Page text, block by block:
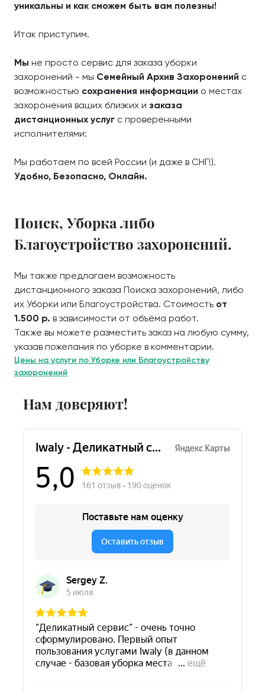
уникальны и как сможем быть вам полезны!
Итак приступим.
Мы не просто сервис для заказа уборки
захоронений - мы Семейный Архив Захоронений с
возможностью сохранения информации о местах
захоронения ваших близких и заказа
дистанционных услуг с проверенными
исполнителями:
Мы работаем по всей России (и даже в СНГ!).
Удобно, Безопасно, Онлайн.
Поиск, Уборка либо
Благоустройство захоронений.
Мы также предлагаем возможность
дистанционного заказа Поиска захоронений, либо
их Уборки или Благоустройства. Стоимость от
1.500 р. в зависимости от объёма работ.
Также вы можете разместить заказ на любую сумму,
указав пожелания по уборке в комментарии.
Цены на услуги по Уборке или Благоустройству
захоронений
Нам доверяют!